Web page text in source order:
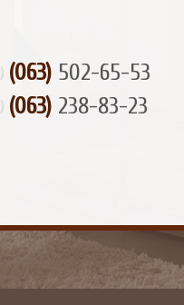
(063)502-65-53
(063)238-83-23